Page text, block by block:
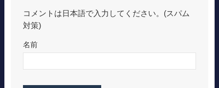
コメントは日本語で入力してください。(スパム
対策)
名前